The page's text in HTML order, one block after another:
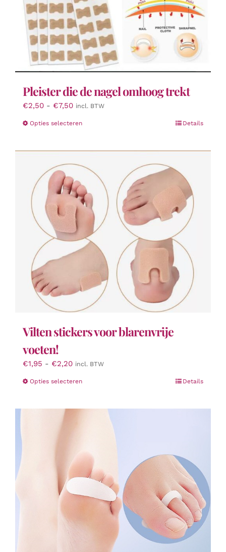
Pleister die de nagel omhoog trekt
€2,50 - €7,50Prijsklasse:
tot
incl. BTW
Opties selecterenDit
variaties.
Deze
optie
kan
gekozen
worden
op
de
productpagina
Details
Vilten stickers voor blarenvrije
voeten!
€1,95 - €2,20Prijsklasse:
tot
incl. BTW
Opties selecterenDit
meerdere
variaties.
kan
gekozen
worden
op
productpagina
Details